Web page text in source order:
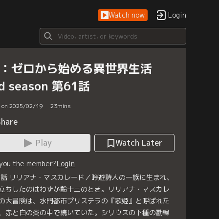
Watch now Login
ゼロから始める異世界生活
season 第61話
on 2025/02/19 23mins
Play
Watch Later
the member?Login
リリアナ・マスカレード／吟遊詩人の一族に生まれ、
ちしたのはわずか齢十三のとき。リリアナ・マスカレ
大冒険は、水門都市プリステラの『歌姫』と呼ばれた
赤と白の炎の中で続いていた。シリウスの下種の勘繰